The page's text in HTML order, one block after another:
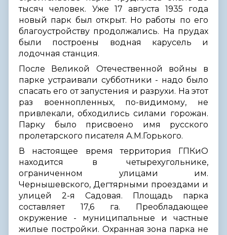
тысяч человек. Уже 17 августа 1935 года
новый парк был открыт. Но работы по его
благоустройству продолжались. На прудах
были построены водная карусель и
лодочная станция.
После Великой Отечественной войны в
парке устраивали субботники - надо было
спасать его от запустения и разрухи. На этот
раз военнопленных, по-видимому, не
привлекали, обходились силами горожан.
Парку было присвоено имя русского
пролетарского писателя А.М.Горького.
В настоящее время территория ГПКиО
находится в четырехугольнике,
ограниченном улицами им.
Чернышевского, Дегтярными проездами и
улицей 2-я Садовая. Площадь парка
составляет 17,6 га. Преобладающее
окружение - муниципальные и частные
жилые постройки. Охранная зона парка не